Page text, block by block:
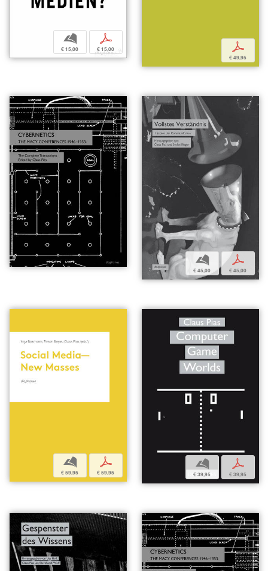
b
€ 15,00
p
€ 15,00 p
€ 49,95
b
€ 45,00
p
€ 45,00
b
€ 59,95
p
€ 59,95
b
€ 39,95
p
€ 39,95